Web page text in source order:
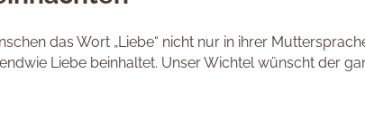
das Wort „Liebe“ nicht nur in ihrer
Liebe beinhaltet. Unser Wichtel wünscht der